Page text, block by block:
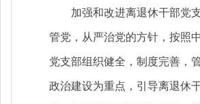
加强和改进离退休干部党
管党，从严治党的方针，按照
党支部组织健全，制度完善，
政治建设为重点，引导离退休